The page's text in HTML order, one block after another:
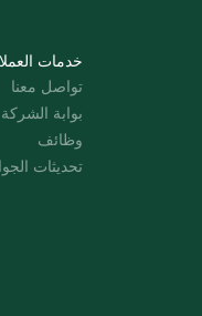
خدمات
تواصل معنا
بوابة الشركة
وظائف
تحديثات